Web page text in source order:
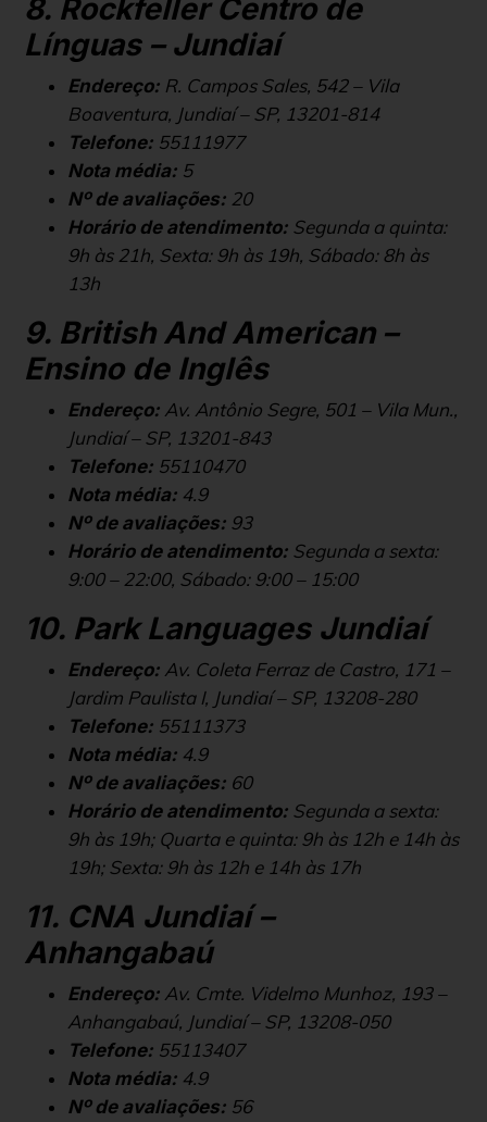
8. Rockfeller Centro de
Línguas – Jundiaí
Endereço: R. Campos Sales, 542 – Vila
Boaventura, Jundiaí – SP, 13201-814
Telefone: 55111977
Nota média: 5
Nº de avaliações: 20
Horário de atendimento: Segunda a quinta:
9h às 21h, Sexta: 9h às 19h, Sábado: 8h às
13h
9. British And American –
Ensino de Inglês
Endereço: Av. Antônio Segre, 501 – Vila Mun.,
Jundiaí – SP, 13201-843
Telefone: 55110470
Nota média: 4.9
Nº de avaliações: 93
Horário de atendimento: Segunda a sexta:
9:00 – 22:00, Sábado: 9:00 – 15:00
10. Park Languages Jundiaí
Endereço: Av. Coleta Ferraz de Castro, 171 –
Jardim Paulista I, Jundiaí – SP, 13208-280
Telefone: 55111373
Nota média: 4.9
Nº de avaliações: 60
Horário de atendimento: Segunda a sexta:
9h às 19h; Quarta e quinta: 9h às 12h e 14h às
19h; Sexta: 9h às 12h e 14h às 17h
11. CNA Jundiaí –
Anhangabaú
Endereço: Av. Cmte. Videlmo Munhoz, 193 –
Anhangabaú, Jundiaí – SP, 13208-050
Telefone: 55113407
Nota média: 4.9
Nº de avaliações: 56